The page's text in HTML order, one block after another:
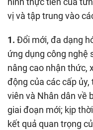
vị và tập trung vào
1. Đổi mới, đa dạng
ứng dụng công nghệ
nâng cao nhận thức,
động của các cấp
viên và Nhân dân về
giai đoạn mới; kịp
kết quả quan trọng